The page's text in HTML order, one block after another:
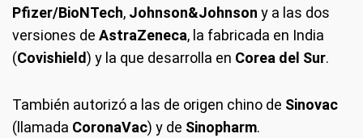
Pfizer/BioNTech, Johnson&Johnson y a las dos
versiones de AstraZeneca, la fabricada en India
(Covishield) y la que desarrolla en Corea del Sur.
También autorizó a las de origen chino de Sinovac
(llamada CoronaVac) y de Sinopharm.